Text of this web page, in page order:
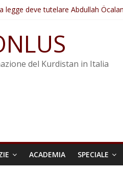
legge deve tutelare Abdullah
di Rêber Apo ostacolerebbe
contro i crimini di guerra
deve essere trasformata in
del Kurdistan in Italia
ACADEMIA SPECIALE